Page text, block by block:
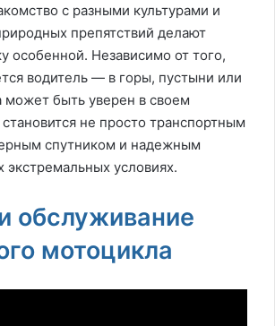
с разными культурами и
препятствий делают
особенной. Независимо от того,
водитель — в горы, пустыни или
может быть уверен в своем
не просто транспортным
спутником и надежным
экстремальных условиях.
обслуживание
мотоцикла